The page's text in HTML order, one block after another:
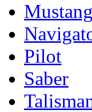
Mustang
Pilot
Saber